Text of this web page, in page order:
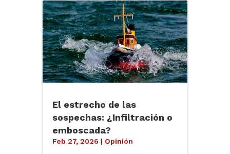
El estrecho de las
sospechas: ¿Infiltración o
emboscada?
Feb 27, 2026 | Opinión